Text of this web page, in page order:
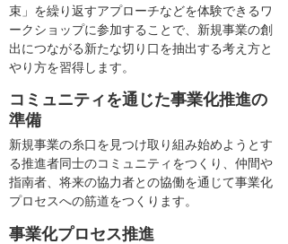
束」を繰り返すアプローチなどを体験できるワ
ークショップに参加することで、新規事業の創
出につながる新たな切り口を抽出する考え方と
やり方を習得します。
コミュニティを通じた事業化推進の
準備
新規事業の糸口を見つけ取り組み始めようとす
る推進者同士のコミュニティをつくり、仲間や
指南者、将来の協力者との協働を通じて事業化
プロセスへの筋道をつくります。
事業化プロセス推進